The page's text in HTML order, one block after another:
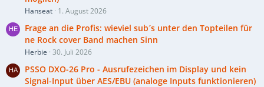
Hanseat 1. August 2026
Frage an die Profis: wieviel sub´s unter den Topteilen für
ne Rock cover Band machen Sinn
Herbie 30. Juli 2026
PSSO DXO-26 Pro - Ausrufezeichen im Display und kein
Signal-Input über AES/EBU (analoge Inputs funktionieren)